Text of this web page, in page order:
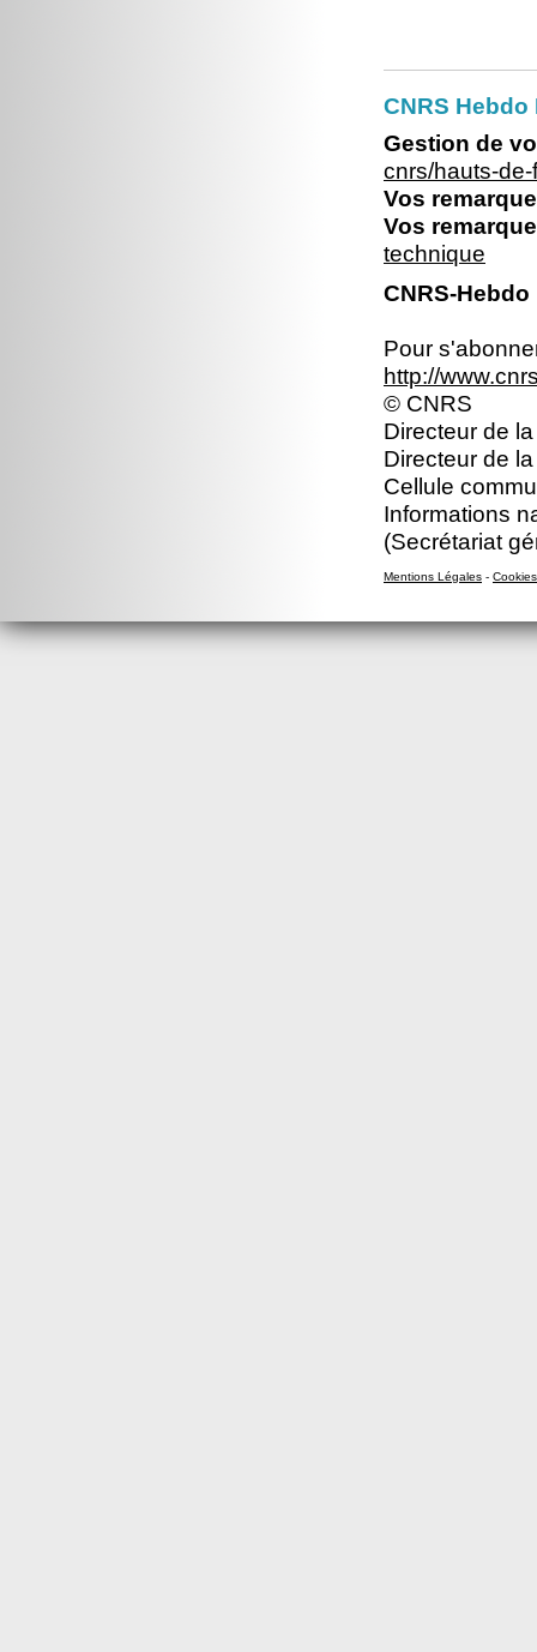
CNRS
Gestion de
cnrs/hauts-
Vos
Vos
technique
CNRS-
Pour
http://
© CNRS
Directeur de
Directeur de
Cellule
Informations
(Secrétariat
Mentions Légales - Cookies